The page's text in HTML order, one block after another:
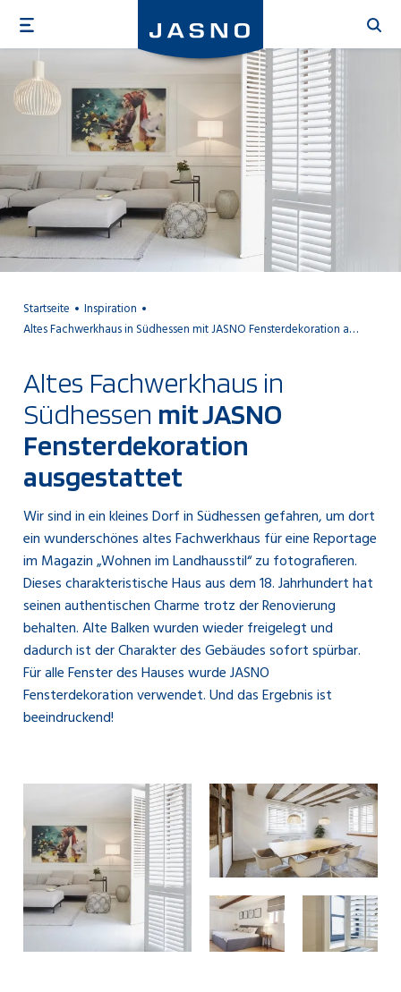
zum
Inhalt
Startseite Inspiration
Altes Fachwerkhaus in Südhessen mit JASNO Fensterdekoration ausgestattet
Altes Fachwerkhaus in
Südhessen mit JASNO
Fensterdekoration
ausgestattet
Wir sind in ein kleines Dorf in Südhessen gefahren, um dort
ein wunderschönes altes Fachwerkhaus für eine Reportage
im Magazin „Wohnen im Landhausstil“ zu fotografieren.
Dieses charakteristische Haus aus dem 18. Jahrhundert hat
seinen authentischen Charme trotz der Renovierung
behalten. Alte Balken wurden wieder freigelegt und
dadurch ist der Charakter des Gebäudes sofort spürbar.
Für alle Fenster des Hauses wurde JASNO
Fensterdekoration verwendet. Und das Ergebnis ist
beeindruckend!